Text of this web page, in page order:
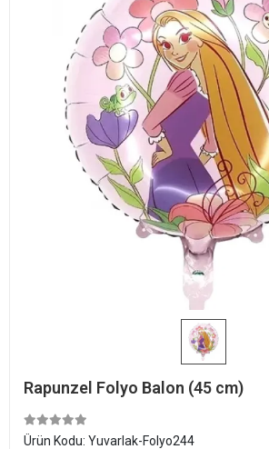
Rapunzel Folyo Balon (45 cm)
Ürün Kodu: Yuvarlak-Folyo244